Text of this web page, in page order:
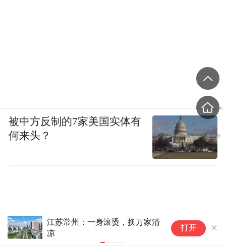
英伟达据悉拟向Lancium投资最高30亿美
元 支持AI数据中心电力基础设施
打开
被中方反制的7家美国实体有
何来头？